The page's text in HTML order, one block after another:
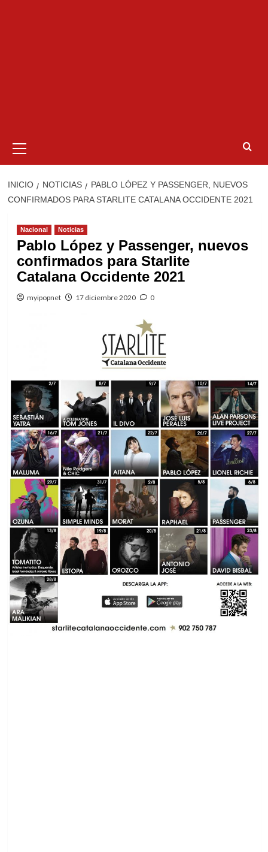
primario
INICIO NOTICIAS
PABLO LÓPEZ Y PASSENGER, NUEVOS
CONFIRMADOS PARA STARLITE CATALANA OCCIDENTE 2021
Nacional Noticias
Pablo López y Passenger, nuevos
confirmados para Starlite
Catalana Occidente 2021
myipopnet 17 diciembre 2020 0